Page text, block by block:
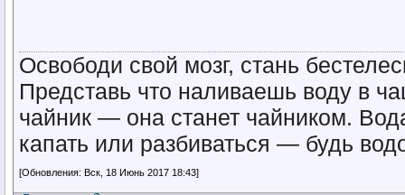
Освободи свой мозг, стань
Представь что наливаешь воду в
чайник — она станет чайником.
капать или разбиваться — будь
[Обновления: Вск, 18 Июнь 2017 18:43]